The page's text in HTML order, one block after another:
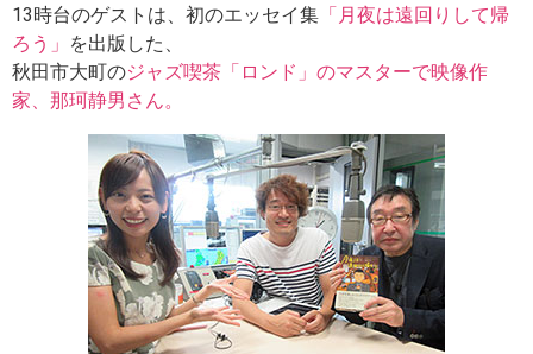
13時台のゲストは、初のエッセイ集 「月夜は遠回りして帰
ろう」 を出版した、
秋田市大町のジャズ喫茶「ロンド」のマスターで映像作
家、那珂静男さん。